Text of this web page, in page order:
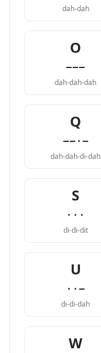
dah-dah
O
−−−
dah-dah-dah
Q
−−·−
dah-dah-di-dah
S
···
di-di-dit
U
··−
di-di-dah
W